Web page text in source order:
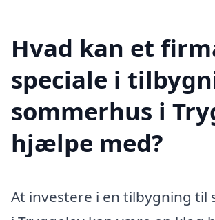
Hvad kan et
speciale i
sommerhus i
hjælpe med?
At investere i en tilbygning til